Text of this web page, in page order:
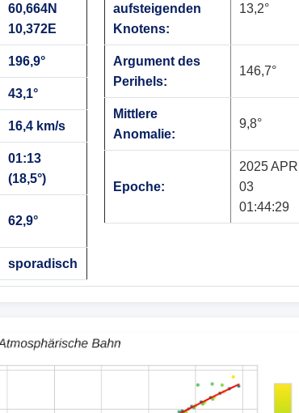
60,664N
10,372E
196,9°
43,1°
16,4 km/s
01:13
(18,5°)
62,9°
sporadisch
aufsteigenden
Knotens:
13,2°
Argument des
Perihels:
146,7°
Mittlere
Anomalie:
9,8°
Epoche:
2025 APR
03
01:44:29